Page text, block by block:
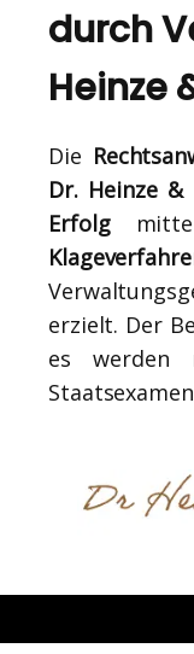
durch
Heinze
Die
Dr. Heinze
Erfolg
erzielt. Der
es werden